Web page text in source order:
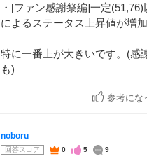
・[ファン感謝祭編]一定
によるステータス上昇値が増加
特に一番上が大きいです。(感
も)
参考にな
noboru
回答スコア 0 5 9